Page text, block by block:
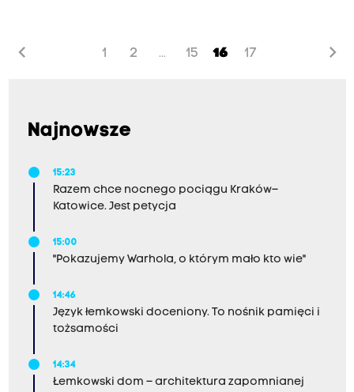
Gawłowski, wiceminister resortu środowiska. W
węglem w stolicy Małopolski. Teraz władze
wyroku odwołać.
chevron_left 1 2 ... 15 16 17 chevron_right
Najnowsze
15:23
Razem chce nocnego pociągu Kraków–
Katowice. Jest petycja
15:00
"Pokazujemy Warhola, o którym mało kto wie"
14:46
Język łemkowski doceniony. To nośnik pamięci i
tożsamości
14:34
Łemkowski dom – architektura zapomnianej